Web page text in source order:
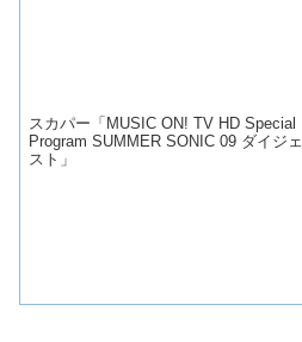
スカパー「MUSIC ON! TV HD Special
Program SUMMER SONIC 09 ダイジェ
スト」